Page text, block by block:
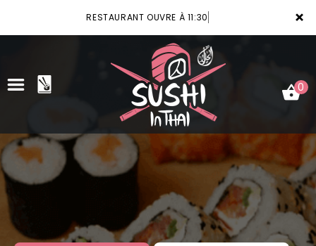
×
RESTAURANT OUVRE À 11:30
ACCUEIL
VOTRE COMPTE
0